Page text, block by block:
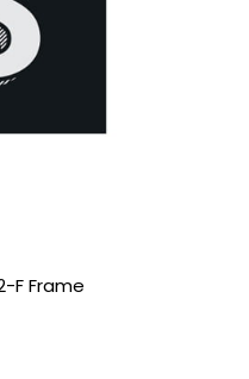
F Frame